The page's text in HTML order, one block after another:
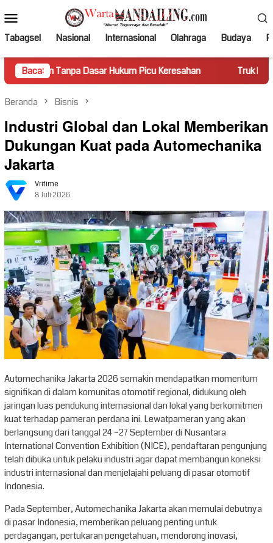
ke
kontenMobile
Tabagsel Nasional Internasional Olahraga Budaya
Baca:
Dasar Hukum Picu Keresahan Truk Miring Hambat Arus
Beranda Bisnis
Industri Global dan Lokal Memberikan
Dukungan Kuat pada Automechanika
Jakarta
Vritime
8 Juli 2026
Automechanika Jakarta 2026 semakin mendapatkan momentum
signifikan di dalam komunitas otomotif regional, didukung oleh
jaringan luas pendukung internasional dan lokal yang berkomitmen
kuat terhadap pameran perdana ini. Lewatpameran yang akan
berlangsung dari tanggal 24 –27 September di Nusantara
International Convention Exhibition (NICE), pendaftaran pengunjung
telah dibuka untuk pelaku industri agar dapat membangun koneksi
industri internasional dan menjelajahi peluang di pasar otomotif
Indonesia.
Pada September, Automechanika Jakarta akan memulai debutnya
di pasar Indonesia, memberikan peluang penting untuk
perdagangan, pertukaran pengetahuan, mendorong inovasi,